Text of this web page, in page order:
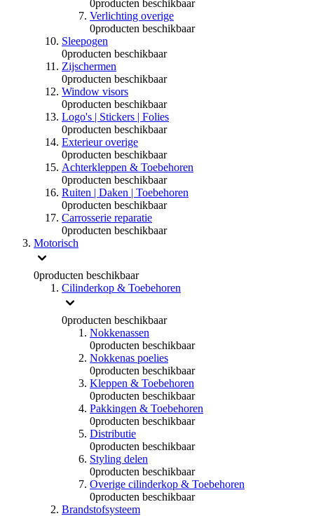
0producten beschikbaar
Verlichting overige
0producten beschikbaar
Sleepogen
0producten beschikbaar
Zijschermen
0producten beschikbaar
Window visors
0producten beschikbaar
Logo's | Stickers | Folies
0producten beschikbaar
Exterieur overige
0producten beschikbaar
Achterkleppen & Toebehoren
0producten beschikbaar
Ruiten | Daken | Toebehoren
0producten beschikbaar
Carrosserie reparatie
0producten beschikbaar
Motorisch
0producten beschikbaar
Cilinderkop & Toebehoren
0producten beschikbaar
Nokkenassen
0producten beschikbaar
Nokkenas poelies
0producten beschikbaar
Kleppen & Toebehoren
0producten beschikbaar
Pakkingen & Toebehoren
0producten beschikbaar
Distributie
0producten beschikbaar
Styling delen
0producten beschikbaar
Overige cilinderkop & Toebehoren
0producten beschikbaar
Brandstofsysteem